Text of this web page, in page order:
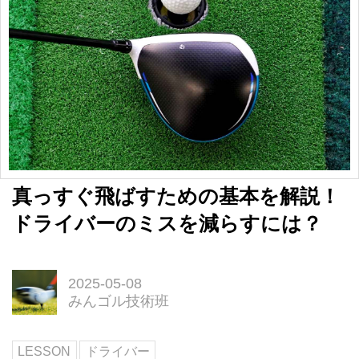
真っすぐ飛ばすための基本を解説！
ドライバーのミスを減らすには？
2025-05-08
みんゴル技術班
LESSON ドライバー